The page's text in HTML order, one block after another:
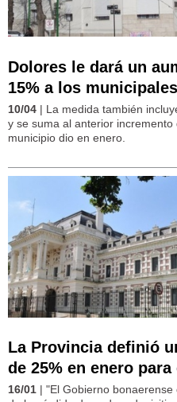
Dolores le dará un
15% a los municipales
10/04 | La medida también
y se suma al anterior incremento
municipio dio en enero.
La Provincia definió
de 25% en enero
16/01 | "El Gobierno bonaerense